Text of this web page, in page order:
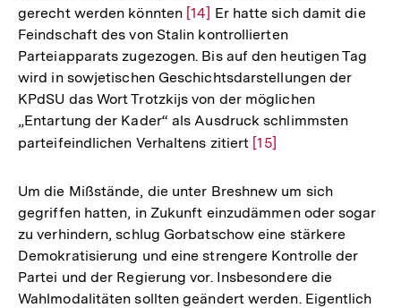
gerecht werden könnten Zur
Auflösung
der
Fußnote
[14] Er hatte sich damit die
Feindschaft des von Stalin kontrollierten
Parteiapparats zugezogen. Bis auf den heutigen Tag
wird in sowjetischen Geschichtsdarstellungen der
KPdSU das Wort Trotzkijs von der möglichen
„Entartung der Kader“ als Ausdruck schlimmsten
parteifeindlichen Verhaltens zitiert Zur
der
Fußnote
[15]
Um die Mißstände, die unter Breshnew um sich
gegriffen hatten, in Zukunft einzudämmen oder sogar
zu verhindern, schlug Gorbatschow eine stärkere
Demokratisierung und eine strengere Kontrolle der
Partei und der Regierung vor. Insbesondere die
Wahlmodalitäten sollten geändert werden. Eigentlich